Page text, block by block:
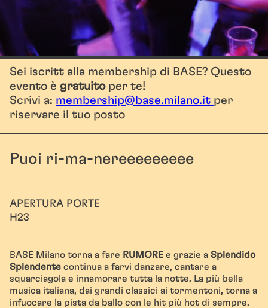
Sei iscritt alla membership di BASE? Questo
evento è gratuitoper te!
Scrivi a: membership@base.milano.it per
riservare il tuo posto
Puoi ri-ma-nereeeeeeeee
BASE Milano torna a fare RUMORE e grazie a Splendido
Splendente continua a farvi danzare, cantare a
squarciagola e innamorare tutta la notte. La più bella
musica italiana, dai grandi classici ai tormentoni, torna a
infuocare la pista da ballo con le hit più hot di sempre.
APERTURA PORTE
H23